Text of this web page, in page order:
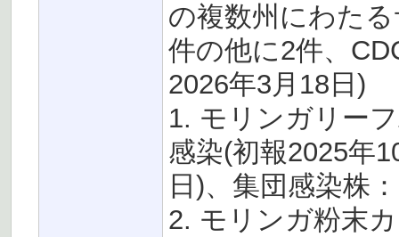
の複数州にわた
件の他に2件、
2026年3月18日)
1. モリンガリー
感染(初報2025年
日)、集団感染株
2. モリンガ粉末